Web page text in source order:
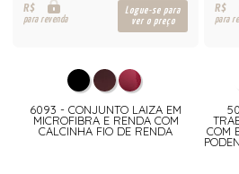
R$
para revenda
Logue-se para
ver o preço
6093 - CONJUNTO LAIZA EM
MICROFIBRA E RENDA COM
CALCINHA FIO DE RENDA
R$
para
COM